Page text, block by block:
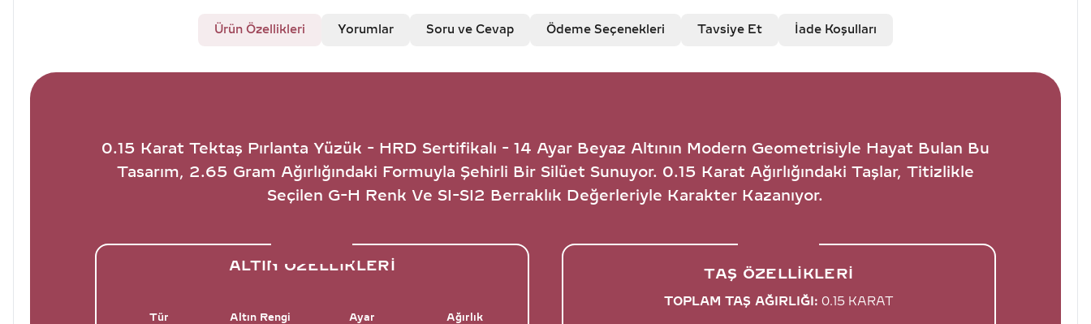
Ürün Özellikleri Yorumlar Soru ve Cevap Ödeme Seçenekleri Tavsiye Et İade Koşulları
0.15 Karat Tektaş Pırlanta Yüzük - HRD Sertifikalı - 14 Ayar Beyaz Altının Modern Geometrisiyle Hayat Bulan Bu
Tasarım, 2.65 Gram Ağırlığındaki Formuyla Şehirli Bir Silüet Sunuyor. 0.15 Karat Ağırlığındaki Taşlar, Titizlikle
Seçilen G-H Renk Ve SI-SI2 Berraklık Değerleriyle Karakter Kazanıyor.
ALTIN ÖZELLIKLERI
Tür Altın Rengi Ayar Ağırlık
TAŞ ÖZELLIKLERI
TOPLAM TAŞ AĞIRLIĞI: 0.15 KARAT